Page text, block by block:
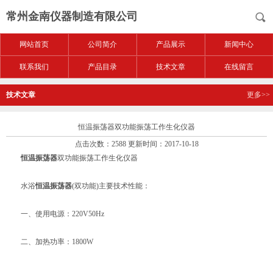
常州金南仪器制造有限公司
网站首页 公司简介 产品展示 新闻中心
联系我们 产品目录 技术文章 在线留言
技术文章 更多>>
恒温振荡器双功能振荡工作生化仪器
点击次数：2588 更新时间：2017-10-18
恒温振荡器双功能振荡工作生化仪器
水浴恒温振荡器(双功能)主要技术性能：
一、使用电源：220V50Hz
二、加热功率：1800W